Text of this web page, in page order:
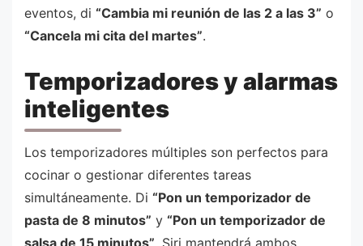
eventos, di “Cambia mi reunión de las 2 a las 3” o
“Cancela mi cita del martes”.
Temporizadores y alarmas
inteligentes
Los temporizadores múltiples son perfectos para
cocinar o gestionar diferentes tareas
simultáneamente. Di “Pon un temporizador de
pasta de 8 minutos” y “Pon un temporizador de